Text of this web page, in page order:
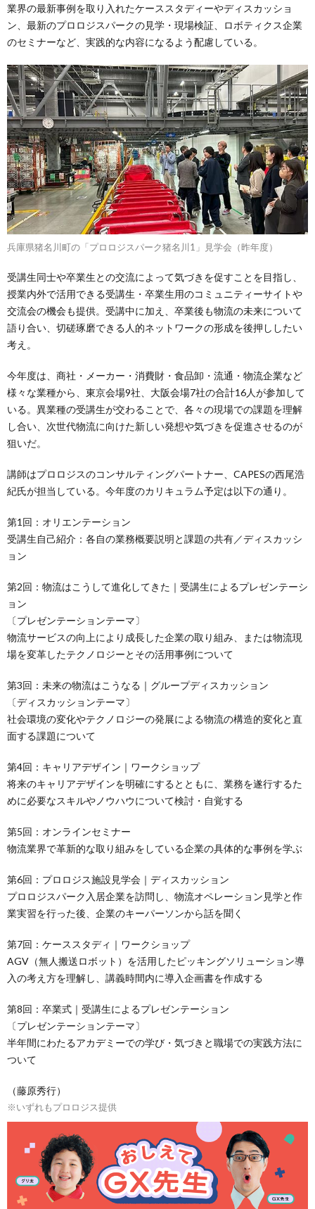
業界の最新事例を取り入れたケーススタディーやディスカッショ
ン、最新のプロロジスパークの見学・現場検証、ロボティクス企業
のセミナーなど、実践的な内容になるよう配慮している。
兵庫県猪名川町の「プロロジスパーク猪名川1」見学会（昨年度）
受講生同士や卒業生との交流によって気づきを促すことを目指し、
授業内外で活用できる受講生・卒業生用のコミュニティーサイトや
交流会の機会も提供。受講中に加え、卒業後も物流の未来について
語り合い、切磋琢磨できる人的ネットワークの形成を後押ししたい
考え。
今年度は、商社・メーカー・消費財・食品卸・流通・物流企業など
様々な業種から、東京会場9社、大阪会場7社の合計16人が参加して
いる。異業種の受講生が交わることで、各々の現場での課題を理解
し合い、次世代物流に向けた新しい発想や気づきを促進させるのが
狙いだ。
講師はプロロジスのコンサルティングパートナー、CAPESの西尾浩
紀氏が担当している。今年度のカリキュラム予定は以下の通り。
第1回：オリエンテーション
受講生自己紹介：各自の業務概要説明と課題の共有／ディスカッシ
ョン
第2回：物流はこうして進化してきた｜受講生によるプレゼンテーシ
ョン
〔プレゼンテーションテーマ〕
物流サービスの向上により成長した企業の取り組み、または物流現
場を変革したテクノロジーとその活用事例について
第3回：未来の物流はこうなる｜グループディスカッション
〔ディスカッションテーマ〕
社会環境の変化やテクノロジーの発展による物流の構造的変化と直
面する課題について
第4回：キャリアデザイン｜ワークショップ
将来のキャリアデザインを明確にするとともに、業務を遂行するた
めに必要なスキルやノウハウについて検討・自覚する
第5回：オンラインセミナー
物流業界で革新的な取り組みをしている企業の具体的な事例を学ぶ
第6回：プロロジス施設見学会｜ディスカッション
プロロジスパーク入居企業を訪問し、物流オペレーション見学と作
業実習を行った後、企業のキーパーソンから話を聞く
第7回：ケーススタディ｜ワークショップ
AGV（無人搬送ロボット）を活用したピッキングソリューション導
入の考え方を理解し、講義時間内に導入企画書を作成する
第8回：卒業式｜受講生によるプレゼンテーション
〔プレゼンテーションテーマ〕
半年間にわたるアカデミーでの学び・気づきと職場での実践方法に
ついて
（藤原秀行）
※いずれもプロロジス提供